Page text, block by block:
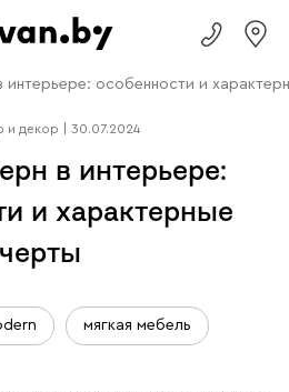
интерьере: особенности и
и декор 30.07.2024
в интерьере:
и характерные
черты
мягкая мебель